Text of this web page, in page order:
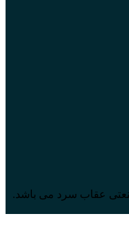
عقاب سرد می باشد.